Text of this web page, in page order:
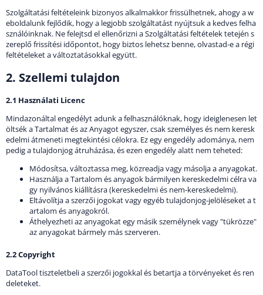
Szolgáltatási feltételeink bizonyos alkalmakkor frissülhetnek, ahogy a w
eboldalunk fejlődik, hogy a legjobb szolgáltatást nyújtsuk a kedves felha
sználóinknak. Ne felejtsd el ellenőrizni a Szolgáltatási feltételek tetején s
zereplő frissítési időpontot, hogy biztos lehetsz benne, olvastad-e a régi
feltételeket a változtatásokkal együtt.
2. Szellemi tulajdon
2.1 Használati Licenc
Mindazonáltal engedélyt adunk a felhasználóknak, hogy ideiglenesen let
öltsék a Tartalmat és az Anyagot egyszer, csak személyes és nem keresk
edelmi átmeneti megtekintési célokra. Ez egy engedély adománya, nem
pedig a tulajdonjog átruházása, és ezen engedély alatt nem teheted:
Módosítsa, változtassa meg, közreadja vagy másolja a anyagokat.
Használja a Tartalom és anyagok bármilyen kereskedelmi célra va
gy nyilvános kiállításra (kereskedelmi és nem-kereskedelmi).
Eltávolítja a szerzői jogokat vagy egyéb tulajdonjog-jelöléseket a t
artalom és anyagokról.
Áthelyezheti az anyagokat egy másik személynek vagy "tükrözze"
az anyagokat bármely más szerveren.
2.2 Copyright
DataTool tiszteletbeli a szerzői jogokkal és betartja a törvényeket és ren
deleteket.